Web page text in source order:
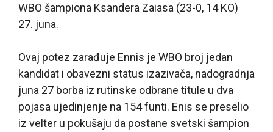
WBO šampiona Ksandera Zaiasa (23-0, 14 KO)
27. juna.
Ovaj potez zarađuje Ennis je WBO broj jedan
kandidat i obavezni status izazivača, nadogradnja
juna 27 borba iz rutinske odbrane titule u dva
pojasa ujedinjenje na 154 funti. Enis se preselio
iz velter u pokušaju da postane svetski šampion